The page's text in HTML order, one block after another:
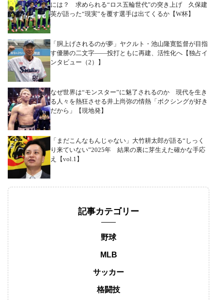
には？ 求められる“ロス五輪世代”の突き上げ 久保建
英が語った“現実”を覆す選手は出てくるか【W杯】
「胴上げされるのが夢」ヤクルト・池山隆寛監督が目指
す優勝の二文字――投打ともに再建、活性化へ【独占イ
ンタビュー（2）】
なぜ世界は“モンスター”に魅了されるのか 現代を生き
る人々を熱狂させる井上尚弥の情熱「ボクシングが好き
だから」【現地発】
「まだこんなもんじゃない」大竹耕太郎が語る“しっく
り来ていない”2025年 結果の裏に芽生えた確かな手応
え【vol.1】
記事カテゴリー
野球
MLB
サッカー
格闘技